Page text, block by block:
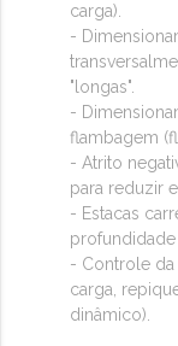
carga).
-
"longas".
-
flambagem
- Atrito
para reduzir
- Estacas
profundidade
- Controle da
carga,
dinâmico).